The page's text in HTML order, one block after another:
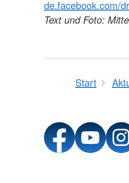
de.facebook.com/
Text und Foto:
Start